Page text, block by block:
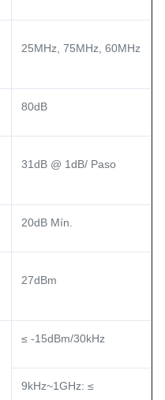
25MHz, 75MHz, 60MHz
80dB
31dB @ 1dB/ Paso
20dB Mín.
27dBm
≤ -15dBm/30kHz
9kHz~1GHz: ≤